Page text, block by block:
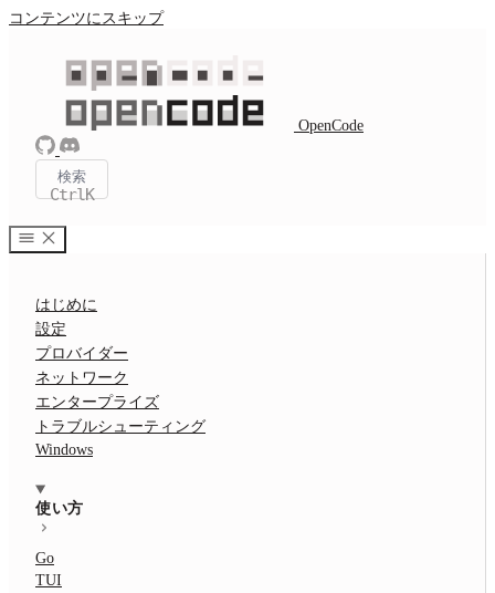
コンテンツにスキップ
OpenCode
検索
CtrlK
はじめに
設定
プロバイダー
ネットワーク
エンタープライズ
トラブルシューティング
Windows
使い方
Go
TUI